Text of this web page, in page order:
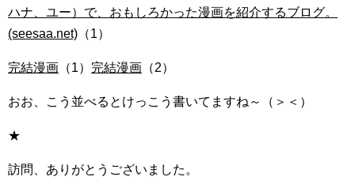
ハナ、ユー）で、おもしろかった漫画を紹介するブログ。
(seesaa.net) （1）
完結漫画 （1） 完結漫画 （2）
おお、こう並べるとけっこう書いてますね～（＞＜）
★
訪問、ありがとうございました。